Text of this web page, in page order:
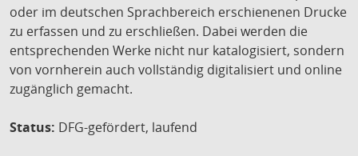
oder im deutschen Sprachbereich erschienenen Drucke
zu erfassen und zu erschließen. Dabei werden die
entsprechenden Werke nicht nur katalogisiert, sondern
von vornherein auch vollständig digitalisiert und online
zugänglich gemacht.
Status: DFG-gefördert, laufend